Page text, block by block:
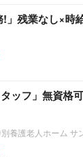
!」残業なし×時
タッフ」無資格
養護老人ホーム サ